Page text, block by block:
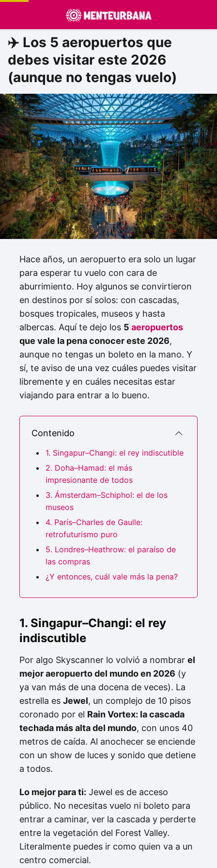
✈️ Los 5 aeropuertos que
debes visitar este 2026
(aunque no tengas vuelo)
Hace años, un aeropuerto era solo un lugar
para esperar tu vuelo con cara de
aburrimiento. Hoy algunos se convirtieron
en destinos por sí solos: con cascadas,
bosques tropicales, museos y hasta
albercas. Aquí te dejo los 5 aeropuertos
que vale la pena conocer este 2026,
aunque no tengas un boleto en la mano. Y
sí, te aviso de una vez cuáles puedes visitar
libremente y en cuáles necesitas estar
viajando para entrar a lo bueno.
Contenido
1. Singapur–Changi: el rey indiscutible
2. Doha–Hamad: el más
impresionante de todos
3. Ámsterdam–Schiphol: el de los
museos
4. París–Charles de Gaulle:
retrofuturismo puro
5. Londres–Heathrow: el paraíso de
las compras
¿Y entonces, cuál vale más la pena?
1. Singapur–Changi: el rey
indiscutible
Por algo Skyscanner lo volvió a nombrar el
mejor aeropuerto del mundo en 2026 (y
ya van más de una docena de veces). La
estrella es Jewel, un complejo de 10 pisos
coronado por el Rain Vortex: la cascada
techada más alta del mundo, con unos 40
metros de caída. Al anochecer se enciende
con un show de luces y sonido que detiene
a todos.
Lo mejor para ti: Jewel es de acceso
público. No necesitas vuelo ni boleto para
entrar a caminar, ver la cascada y perderte
entre la vegetación del Forest Valley.
Literalmente puedes ir como quien va a un
centro comercial.